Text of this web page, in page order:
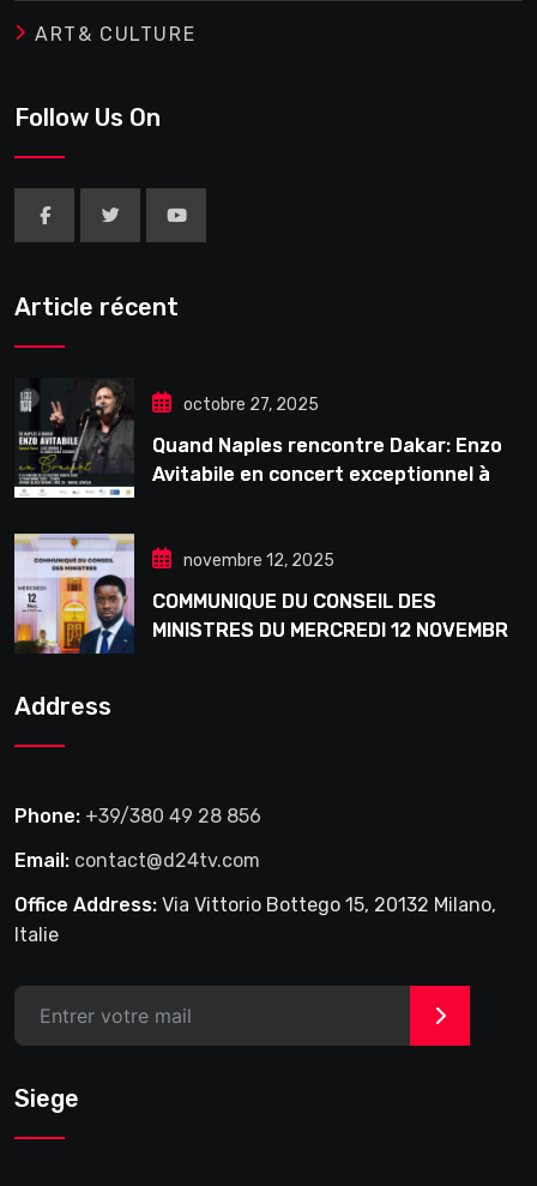
ART& CULTURE
Follow Us On
Article récent
octobre 27, 2025
Quand Naples rencontre Dakar: Enzo
Avitabile en concert exceptionnel à
novembre 12, 2025
COMMUNIQUE DU CONSEIL DES
MINISTRES DU MERCREDI 12 NOVEMBRE
Address
Phone: +39/380 49 28 856
Email: contact@d24tv.com
Office Address: Via Vittorio Bottego 15, 20132 Milano,
Italie
>
Siege